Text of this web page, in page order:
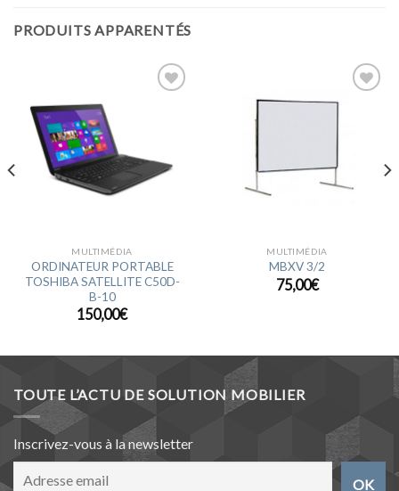
PRODUITS APPARENTÉS
MULTIMÉDIA
ORDINATEUR PORTABLE
TOSHIBA SATELLITE C50D-
B-10
150,00€
MULTIMÉDIA
MBXV 3/2
75,00€
TOUTE L’ACTU DE SOLUTION MOBILIER
Inscrivez-vous à la newsletter